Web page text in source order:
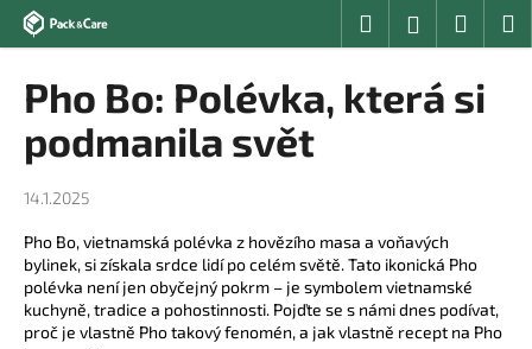
Přejít
obsah
HledatPřihlášení
Pho Bo: Polévka, která si
podmanila svět
14.1.2025
Pho Bo, vietnamská polévka z hovězího masa a voňavých
bylinek, si získala srdce lidí po celém světě. Tato ikonická Pho
polévka není jen obyčejný pokrm – je symbolem vietnamské
kuchyně, tradice a pohostinnosti. Pojďte se s námi dnes podívat,
proč je vlastně Pho takový fenomén, a jak vlastně recept na Pho
o
C
o
p
t
ř
e